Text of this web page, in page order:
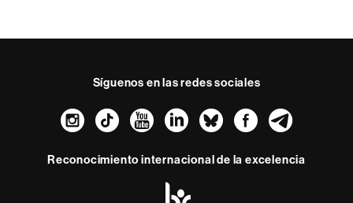
Síguenos en las redes sociales
Instagram
TikTokYouTube
LinkedIn
Bluesky
Reconocimiento internacional de la excelencia